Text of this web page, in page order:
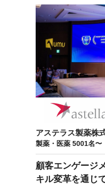
アステラス製薬株
製薬・医薬 5001名〜
顧客エンゲージ
キル変革を通じ